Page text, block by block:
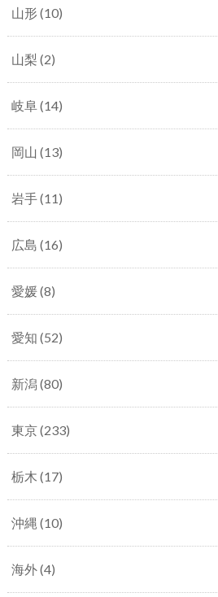
山形 (10)
山梨 (2)
岐阜(14)
岡山 (13)
岩手(11)
広島 (16)
愛媛(8)
愛知 (52)
新潟 (80)
東京(233)
栃木 (17)
沖縄 (10)
海外(4)